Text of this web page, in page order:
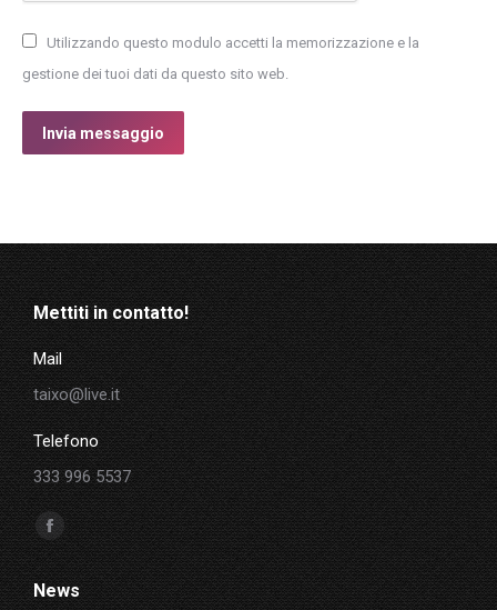
Utilizzando questo modulo accetti la memorizzazione e la
gestione dei tuoi dati da questo sito web.
Invia messaggio
Mettiti in contatto!
Mail
taixo@live.it
Telefono
333 996 5537
Ci puoi trovare su:
Facebook
page
opens
News